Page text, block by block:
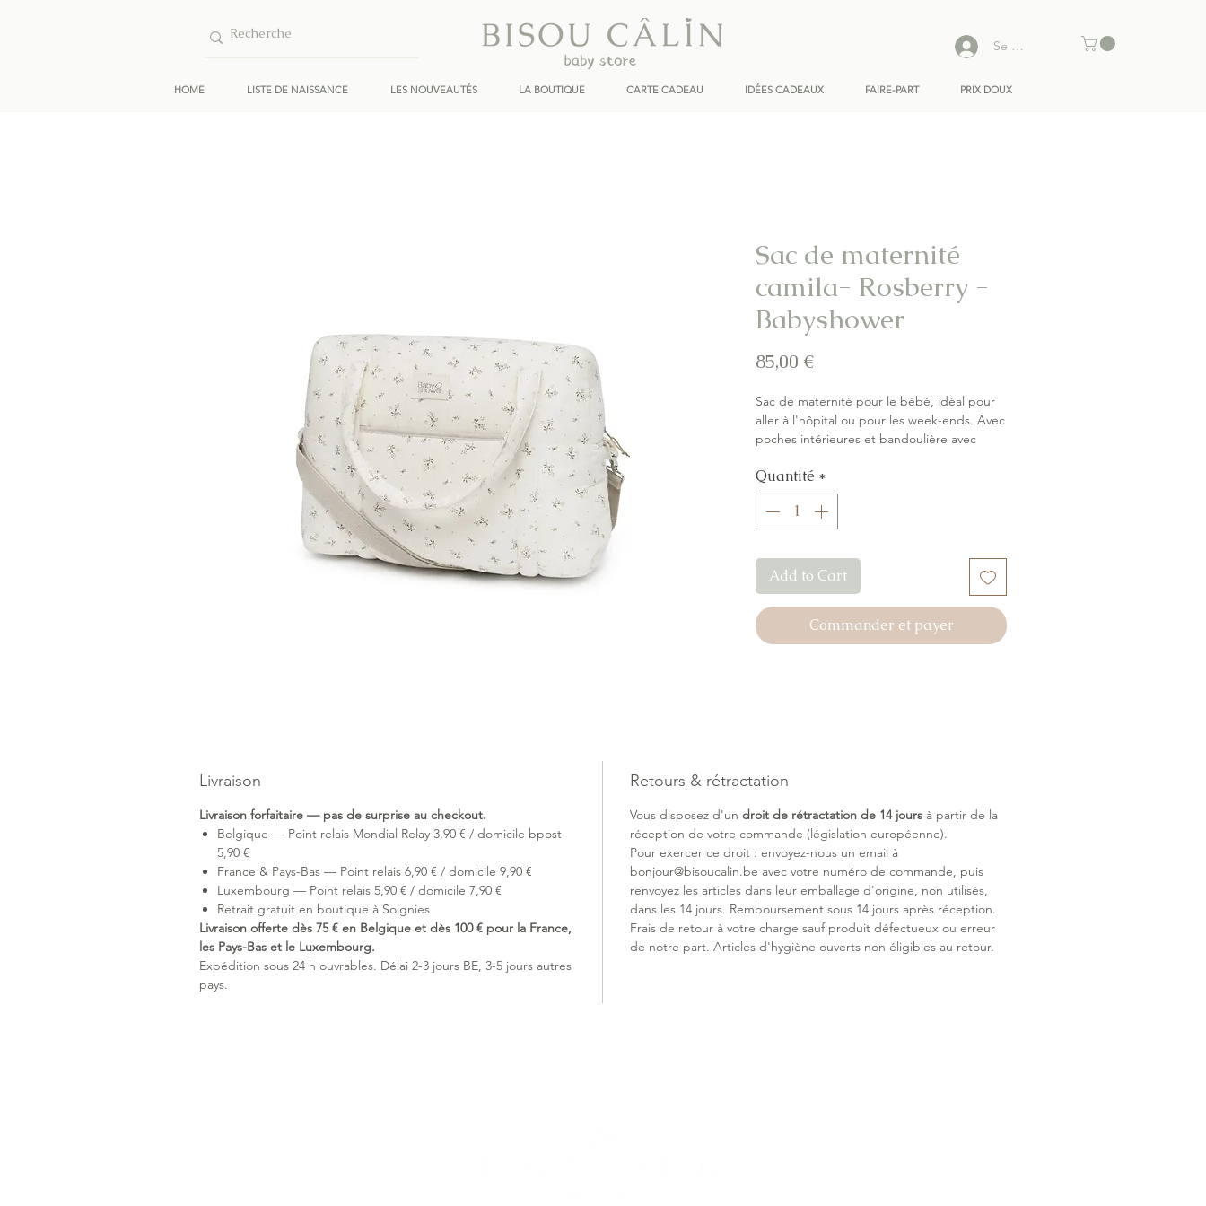
HOME LISTE DE NAISSANCE LES NOUVEAUTÉS LA BOUTIQUE CARTE CADEAU IDÉES CADEAUX FAIRE-PART PRIX DOUX
Se connecter
Sac de maternité
camila- Rosberry -
Babyshower
85,00 €Prix
Sac de maternité pour le bébé, idéal pour
aller à l'hôpital ou pour les week-ends. Avec
poches intérieures et bandoulière avec
Doublé de coton biologique.
Quantité *
Add to Cart
Commander et payer
Livraison
Livraison forfaitaire — pas de surprise au checkout.
Belgique — Point relais Mondial Relay 3,90 € / domicile bpost
5,90 €
France & Pays-Bas — Point relais 6,90 € / domicile 9,90 €
Luxembourg — Point relais 5,90 € / domicile 7,90 €
Retrait gratuit en boutique à Soignies
Livraison offerte dès 75 € en Belgique et dès 100 € pour la France,
les Pays-Bas et le Luxembourg.
Expédition sous 24 h ouvrables. Délai 2-3 jours BE, 3-5 jours autres
pays.
Retours & rétractation
Vous disposez d'un droit de rétractation de 14 jours à partir de la
réception de votre commande (législation européenne).
Pour exercer ce droit : envoyez-nous un email à
bonjour@bisoucalin.be avec votre numéro de commande, puis
renvoyez les articles dans leur emballage d'origine, non utilisés,
dans les 14 jours. Remboursement sous 14 jours après réception.
Frais de retour à votre charge sauf produit défectueux ou erreur
de notre part. Articles d'hygiène ouverts non éligibles au retour.